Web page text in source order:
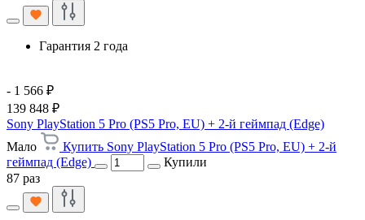
Гарантия 2 года
- 1 566 ₽
139 848 ₽
Sony PlayStation 5 Pro (PS5 Pro, EU) + 2-й геймпад (Edge)
Мало
Купить Sony PlayStation 5 Pro (PS5 Pro, EU) + 2-й
геймпад (Edge)
Купили
87 раз